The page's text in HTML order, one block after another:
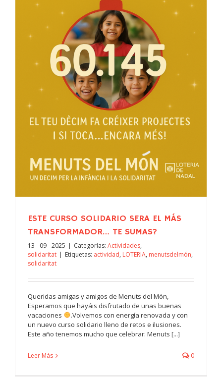
ESTE CURSO SOLIDARIO SERA EL MÁS
TRANSFORMADOR… TE SUMAS?
13 - 09 - 2025 | Categorías: Actividades,
solidaritat | Etiquetas: actividad, LOTERIA, menutsdelmón,
solidaritat
Queridas amigas y amigos de Menuts del Món,
Esperamos que hayáis disfrutado de unas buenas
vacaciones
.Volvemos con energía renovada y con
un nuevo curso solidario lleno de retos e ilusiones.
Este año tenemos mucho que celebrar: Menuts [...]
Leer Más 0